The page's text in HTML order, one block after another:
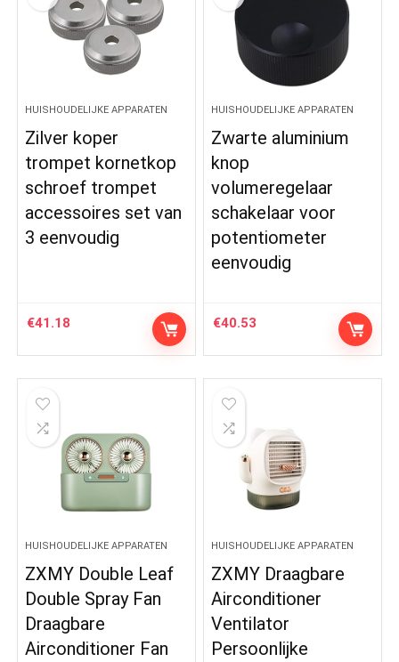
HUISHOUDELIJKE APPARATEN
Zilver koper
trompet kornetkop
schroef trompet
accessoires set van
3 eenvoudig
€41.18
HUISHOUDELIJKE APPARATEN
Zwarte aluminium
knop
volumeregelaar
schakelaar voor
potentiometer
eenvoudig
€40.53
HUISHOUDELIJKE APPARATEN
ZXMY Double Leaf
Double Spray Fan
Draagbare
Airconditioner Fan
HUISHOUDELIJKE APPARATEN
ZXMY Draagbare
Airconditioner
Ventilator
Persoonlijke